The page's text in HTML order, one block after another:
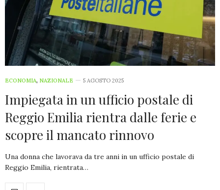
ECONOMIA, NAZIONALE 5 AGOSTO 2025
Impiegata in un ufficio postale di
Reggio Emilia rientra dalle ferie e
scopre il mancato rinnovo
Una donna che lavorava da tre anni in un ufficio postale di
Reggio Emilia, rientrata…